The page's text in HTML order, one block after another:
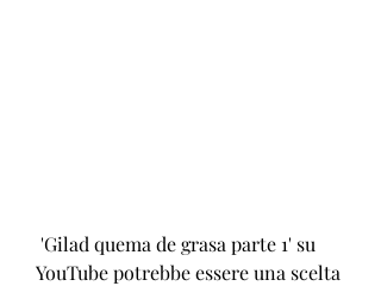
YouTube potrebbe essere una scelta